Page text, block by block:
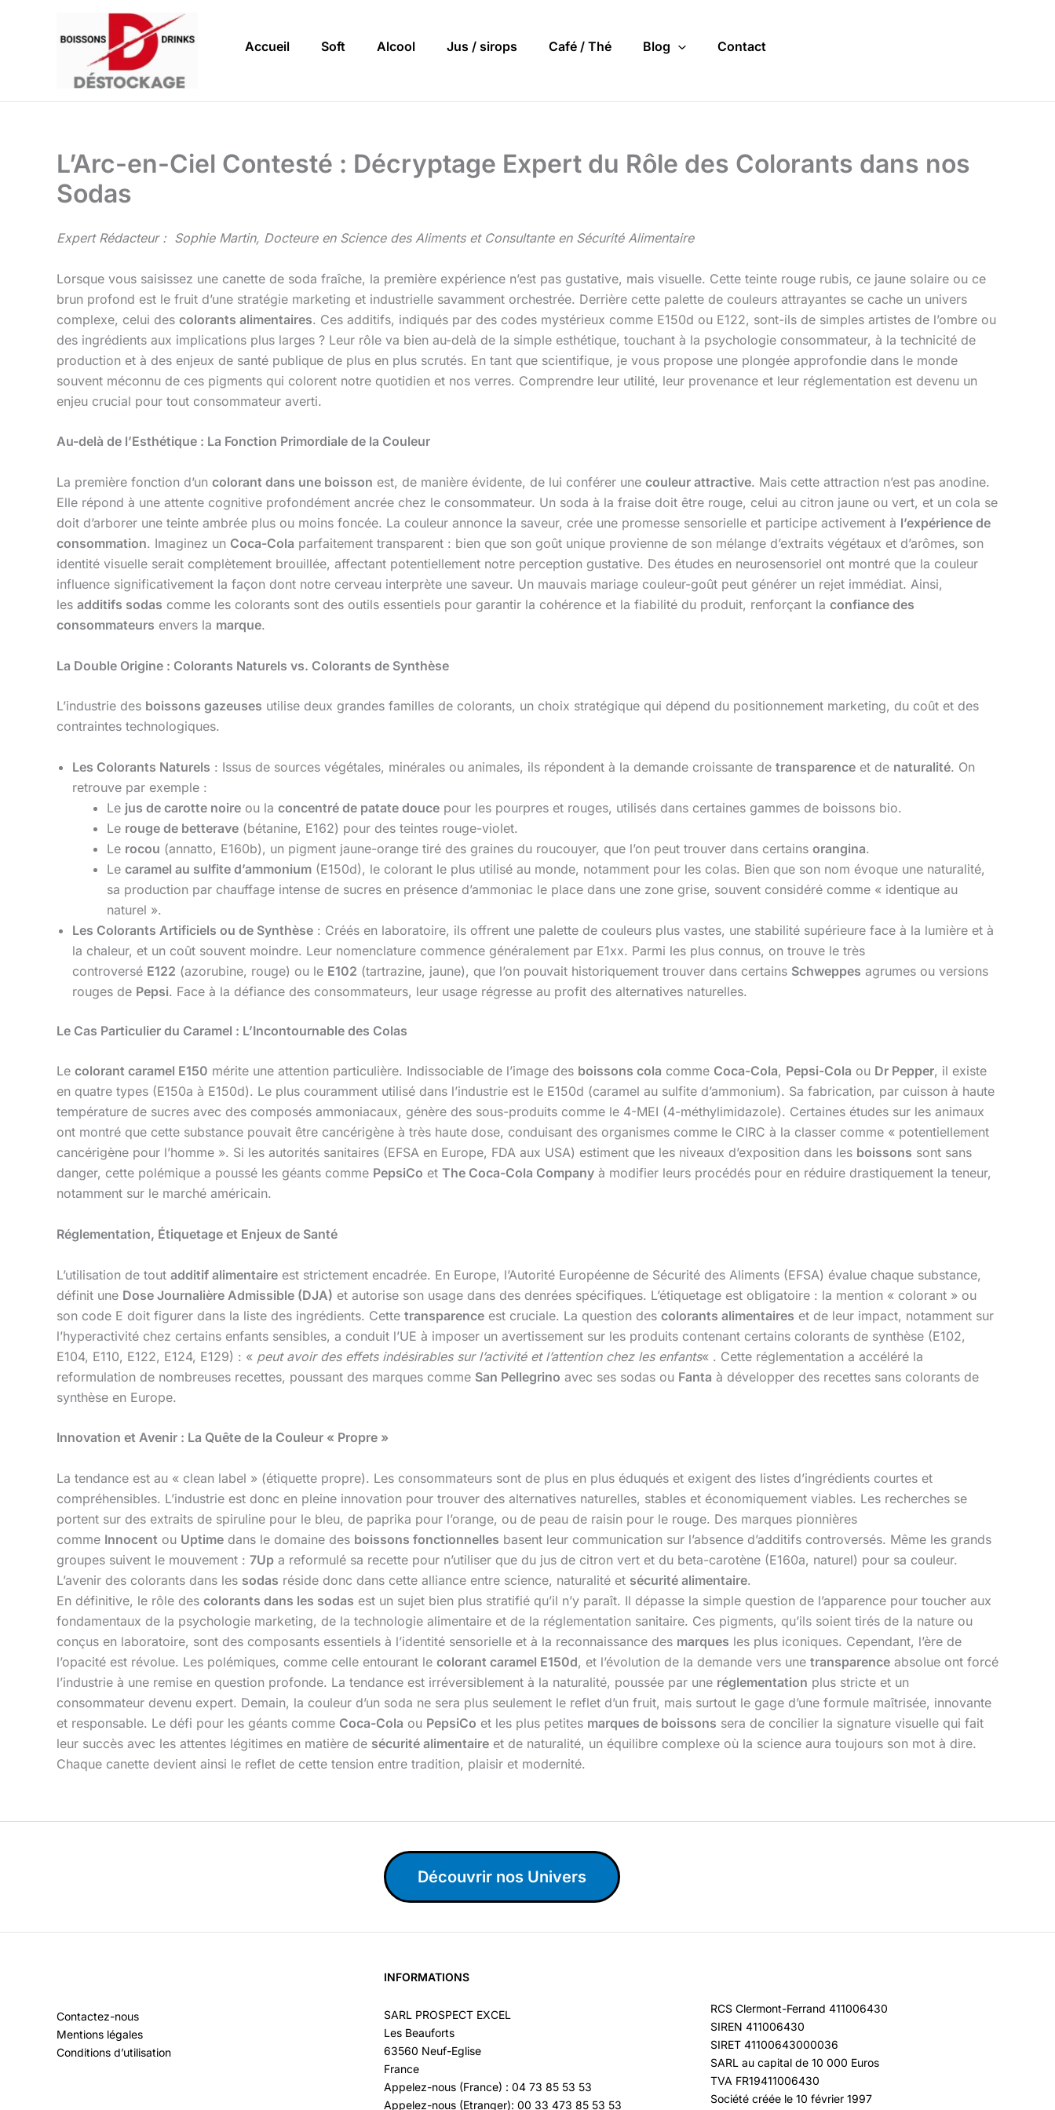
Accueil Soft Alcool Jus / sirops Café / Thé Blog Contact
L’Arc-en-Ciel Contesté : Décryptage Expert du Rôle des Colorants dans nos
Sodas
Expert Rédacteur : Sophie Martin, Docteure en Science des Aliments et Consultante en Sécurité Alimentaire
Lorsque vous saisissez une canette de soda fraîche, la première expérience n’est pas gustative, mais visuelle. Cette teinte rouge rubis, ce jaune solaire ou ce
brun profond est le fruit d’une stratégie marketing et industrielle savamment orchestrée. Derrière cette palette de couleurs attrayantes se cache un univers
complexe, celui des colorants alimentaires. Ces additifs, indiqués par des codes mystérieux comme E150d ou E122, sont-ils de simples artistes de l’ombre ou
des ingrédients aux implications plus larges ? Leur rôle va bien au-delà de la simple esthétique, touchant à la psychologie consommateur, à la technicité de
production et à des enjeux de santé publique de plus en plus scrutés. En tant que scientifique, je vous propose une plongée approfondie dans le monde
souvent méconnu de ces pigments qui colorent notre quotidien et nos verres. Comprendre leur utilité, leur provenance et leur réglementation est devenu un
enjeu crucial pour tout consommateur averti.
Au-delà de l’Esthétique : La Fonction Primordiale de la Couleur
La première fonction d’un colorant dans une boisson est, de manière évidente, de lui conférer une couleur attractive. Mais cette attraction n’est pas anodine.
Elle répond à une attente cognitive profondément ancrée chez le consommateur. Un soda à la fraise doit être rouge, celui au citron jaune ou vert, et un cola se
doit d’arborer une teinte ambrée plus ou moins foncée. La couleur annonce la saveur, crée une promesse sensorielle et participe activement à l’expérience de
consommation. Imaginez un Coca-Cola parfaitement transparent : bien que son goût unique provienne de son mélange d’extraits végétaux et d’arômes, son
identité visuelle serait complètement brouillée, affectant potentiellement notre perception gustative. Des études en neurosensoriel ont montré que la couleur
influence significativement la façon dont notre cerveau interprète une saveur. Un mauvais mariage couleur-goût peut générer un rejet immédiat. Ainsi,
les additifs sodas comme les colorants sont des outils essentiels pour garantir la cohérence et la fiabilité du produit, renforçant la confiance des
consommateurs envers la marque.
La Double Origine : Colorants Naturels vs. Colorants de Synthèse
L’industrie des boissons gazeuses utilise deux grandes familles de colorants, un choix stratégique qui dépend du positionnement marketing, du coût et des
contraintes technologiques.
Les Colorants Naturels : Issus de sources végétales, minérales ou animales, ils répondent à la demande croissante de transparence et de naturalité. On
retrouve par exemple :
Le jus de carotte noire ou la concentré de patate douce pour les pourpres et rouges, utilisés dans certaines gammes de boissons bio.
Le rouge de betterave (bétanine, E162) pour des teintes rouge-violet.
Le rocou (annatto, E160b), un pigment jaune-orange tiré des graines du roucouyer, que l’on peut trouver dans certains orangina.
Le caramel au sulfite d’ammonium (E150d), le colorant le plus utilisé au monde, notamment pour les colas. Bien que son nom évoque une naturalité,
sa production par chauffage intense de sucres en présence d’ammoniac le place dans une zone grise, souvent considéré comme « identique au
naturel ».
Les Colorants Artificiels ou de Synthèse : Créés en laboratoire, ils offrent une palette de couleurs plus vastes, une stabilité supérieure face à la lumière et à
la chaleur, et un coût souvent moindre. Leur nomenclature commence généralement par E1xx. Parmi les plus connus, on trouve le très
controversé E122 (azorubine, rouge) ou le E102 (tartrazine, jaune), que l’on pouvait historiquement trouver dans certains Schweppes agrumes ou versions
rouges de Pepsi. Face à la défiance des consommateurs, leur usage régresse au profit des alternatives naturelles.
Le Cas Particulier du Caramel : L’Incontournable des Colas
Le colorant caramel E150 mérite une attention particulière. Indissociable de l’image des boissons cola comme Coca-Cola, Pepsi-Cola ou Dr Pepper, il existe
en quatre types (E150a à E150d). Le plus couramment utilisé dans l’industrie est le E150d (caramel au sulfite d’ammonium). Sa fabrication, par cuisson à haute
température de sucres avec des composés ammoniacaux, génère des sous-produits comme le 4-MEI (4-méthylimidazole). Certaines études sur les animaux
ont montré que cette substance pouvait être cancérigène à très haute dose, conduisant des organismes comme le CIRC à la classer comme « potentiellement
cancérigène pour l’homme ». Si les autorités sanitaires (EFSA en Europe, FDA aux USA) estiment que les niveaux d’exposition dans les boissons sont sans
danger, cette polémique a poussé les géants comme PepsiCo et The Coca-Cola Company à modifier leurs procédés pour en réduire drastiquement la teneur,
notamment sur le marché américain.
Réglementation, Étiquetage et Enjeux de Santé
L’utilisation de tout additif alimentaire est strictement encadrée. En Europe, l’Autorité Européenne de Sécurité des Aliments (EFSA) évalue chaque substance,
définit une Dose Journalière Admissible (DJA) et autorise son usage dans des denrées spécifiques. L’étiquetage est obligatoire : la mention « colorant » ou
son code E doit figurer dans la liste des ingrédients. Cette transparence est cruciale. La question des colorants alimentaires et de leur impact, notamment sur
l’hyperactivité chez certains enfants sensibles, a conduit l’UE à imposer un avertissement sur les produits contenant certains colorants de synthèse (E102,
E104, E110, E122, E124, E129) : « peut avoir des effets indésirables sur l’activité et l’attention chez les enfants« . Cette réglementation a accéléré la
reformulation de nombreuses recettes, poussant des marques comme San Pellegrino avec ses sodas ou Fanta à développer des recettes sans colorants de
synthèse en Europe.
Innovation et Avenir : La Quête de la Couleur « Propre »
La tendance est au « clean label » (étiquette propre). Les consommateurs sont de plus en plus éduqués et exigent des listes d’ingrédients courtes et
compréhensibles. L’industrie est donc en pleine innovation pour trouver des alternatives naturelles, stables et économiquement viables. Les recherches se
portent sur des extraits de spiruline pour le bleu, de paprika pour l’orange, ou de peau de raisin pour le rouge. Des marques pionnières
comme Innocent ou Uptime dans le domaine des boissons fonctionnelles basent leur communication sur l’absence d’additifs controversés. Même les grands
groupes suivent le mouvement : 7Up a reformulé sa recette pour n’utiliser que du jus de citron vert et du beta-carotène (E160a, naturel) pour sa couleur.
L’avenir des colorants dans les sodas réside donc dans cette alliance entre science, naturalité et sécurité alimentaire.
En définitive, le rôle des colorants dans les sodas est un sujet bien plus stratifié qu’il n’y paraît. Il dépasse la simple question de l’apparence pour toucher aux
fondamentaux de la psychologie marketing, de la technologie alimentaire et de la réglementation sanitaire. Ces pigments, qu’ils soient tirés de la nature ou
conçus en laboratoire, sont des composants essentiels à l’identité sensorielle et à la reconnaissance des marques les plus iconiques. Cependant, l’ère de
l’opacité est révolue. Les polémiques, comme celle entourant le colorant caramel E150d, et l’évolution de la demande vers une transparence absolue ont forcé
l’industrie à une remise en question profonde. La tendance est irréversiblement à la naturalité, poussée par une réglementation plus stricte et un
consommateur devenu expert. Demain, la couleur d’un soda ne sera plus seulement le reflet d’un fruit, mais surtout le gage d’une formule maîtrisée, innovante
et responsable. Le défi pour les géants comme Coca-Cola ou PepsiCo et les plus petites marques de boissons sera de concilier la signature visuelle qui fait
leur succès avec les attentes légitimes en matière de sécurité alimentaire et de naturalité, un équilibre complexe où la science aura toujours son mot à dire.
Chaque canette devient ainsi le reflet de cette tension entre tradition, plaisir et modernité.
Découvrir nos Univers
Contactez-nous
Mentions légales
Conditions d’utilisation
INFORMATIONS
SARL PROSPECT EXCEL
Les Beauforts
63560 Neuf-Eglise
France
Appelez-nous (France) : 04 73 85 53 53
Appelez-nous (Etranger): 00 33 473 85 53 53
RCS Clermont-Ferrand 411006430
SIREN 411006430
SIRET 41100643000036
SARL au capital de 10 000 Euros
TVA FR19411006430
Société créée le 10 février 1997